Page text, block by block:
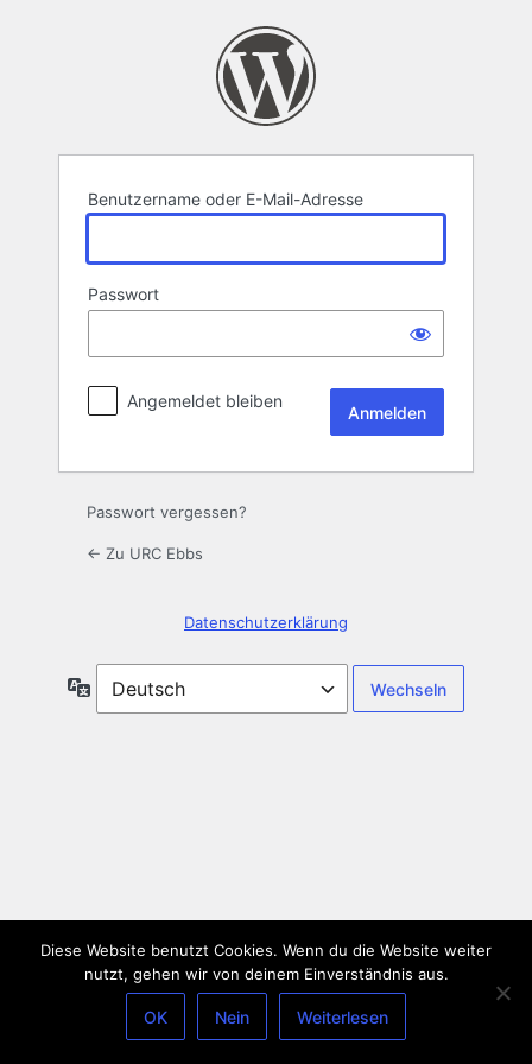
Benutzername oder E-Mail-Adresse
Passwort
Angemeldet bleiben
Passwort vergessen?
← Zu URC Ebbs
Datenschutzerklärung
Sprache
Diese Website benutzt Cookies. Wenn du die Website weiter
nutzt, gehen wir von deinem Einverständnis aus.
OK Nein Weiterlesen